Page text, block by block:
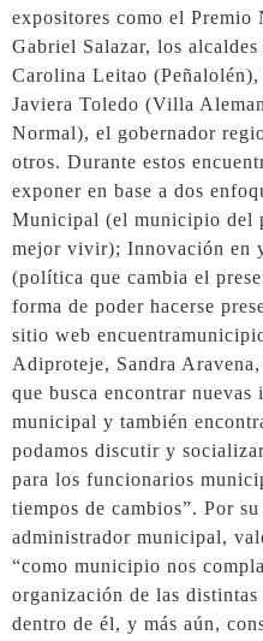
expositores como el
Gabriel Salazar, los
Carolina Leitao
Javiera Toledo (Villa
Normal), el gobernador
otros. Durante estos
exponer en base a dos
Municipal (el municipio del
mejor vivir); Innovación en
(política que cambia el
forma de poder hacerse
sitio web
Adiproteje, Sandra
que busca encontrar nuevas
municipal y también
podamos discutir y
para los funcionarios
tiempos de cambios”. Por
administrador municipal,
“como municipio nos
organización de las distintas
dentro de él, y más aún,